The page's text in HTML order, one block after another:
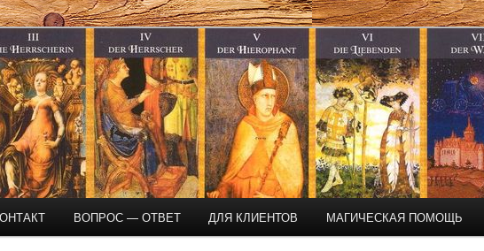
помощь
ВОПРОС — ОТВЕТ ДЛЯ КЛИЕНТОВ МАГИЧЕСКАЯ ПОМОЩЬ